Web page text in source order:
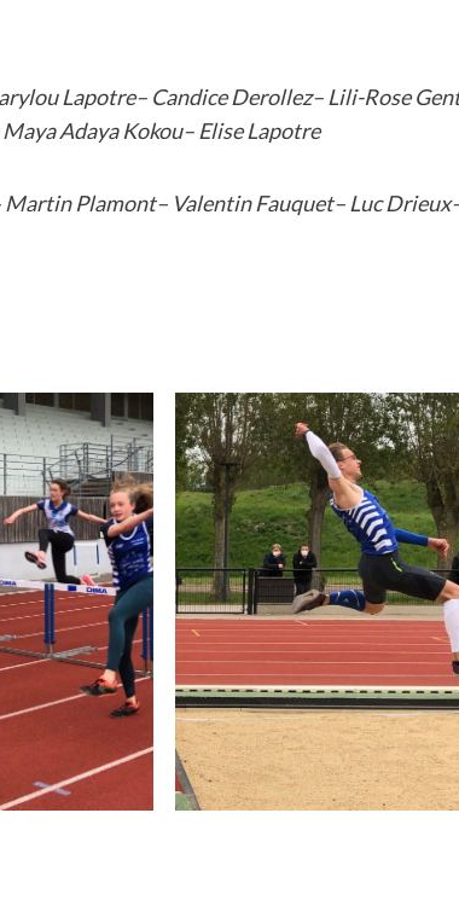
Lapotre– Candice Derollez– Lili-Rose
Adaya Kokou– Elise Lapotre
Plamont– Valentin Fauquet– Luc